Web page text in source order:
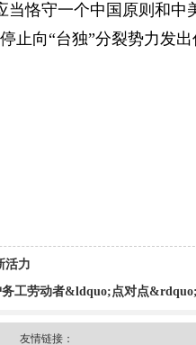
恪守一个中国原则和中
止向“台独”分裂势力发出
活力
务工劳动者&ldquo;点对点
友情链接：